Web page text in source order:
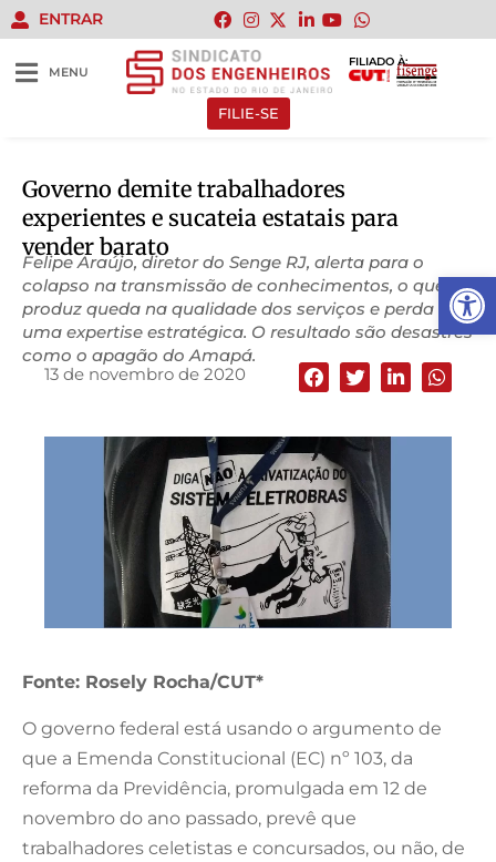
Abrir
ENTRAR
MENU
FILIADO À:
FILIE-SE
Governo demite trabalhadores
experientes e sucateia estatais para
vender barato
Felipe Araújo, diretor do Senge RJ, alerta para o
colapso na transmissão de conhecimentos, o que
produz queda na qualidade dos serviços e perda de
uma expertise estratégica. O resultado são desastres
como o apagão do Amapá.
13 de novembro de 2020
Fonte: Rosely Rocha/CUT*
O governo federal está usando o argumento de
que a Emenda Constitucional (EC) nº 103, da
reforma da Previdência, promulgada em 12 de
novembro do ano passado, prevê que
trabalhadores celetistas e concursados, ou não, de